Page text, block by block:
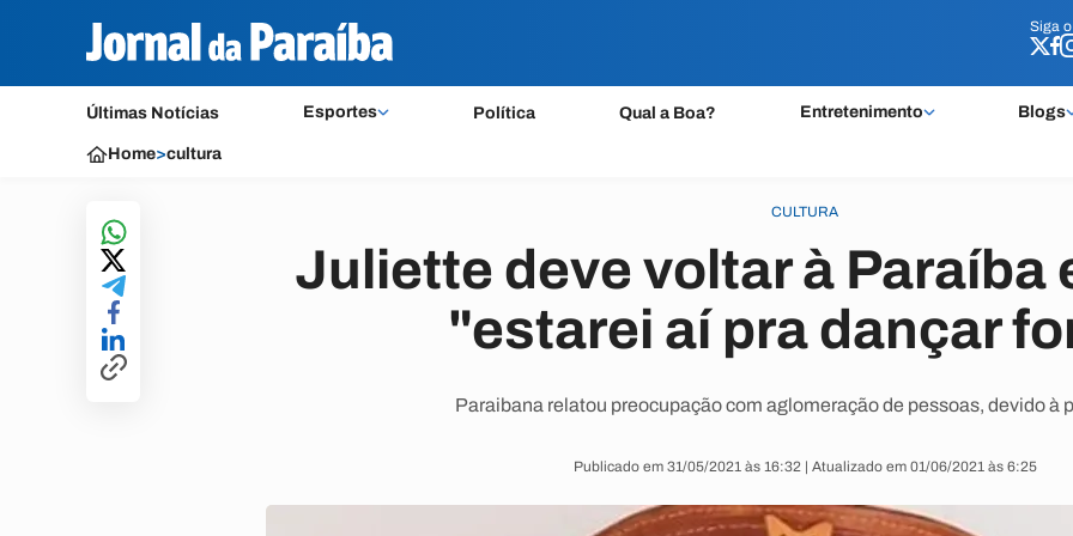
Siga o
Últimas Notícias Esportes Política Qual a Boa? Entretenimento Blogs
Siga o
Home>cultura
CULTURA
Juliette deve voltar à Paraíba
"estarei aí pra dançar
Paraibana relatou preocupação com aglomeração de pessoas, devido à
Publicado em 31/05/2021 às 16:32 | Atualizado em 01/06/2021 às 6:25